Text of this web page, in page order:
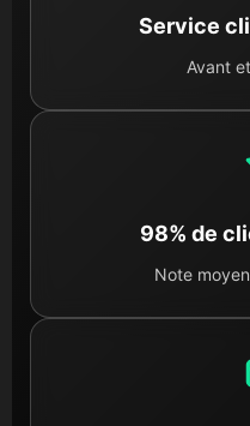
Service
Avant
98% de
Note